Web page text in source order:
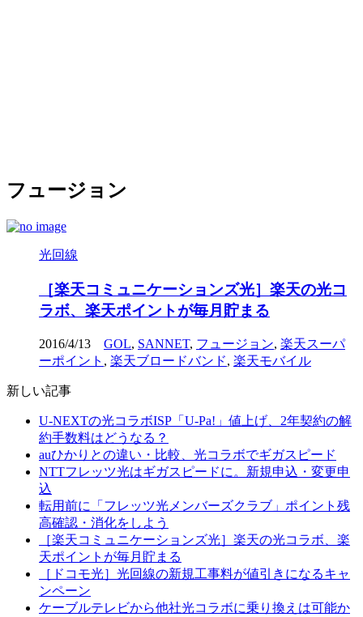
フュージョン
光回線
［楽天コミュニケーションズ光］楽天の光コ
ラボ、楽天ポイントが毎月貯まる
2016/4/13 GOL, SANNET, フュージョン, 楽天スーパ
ーポイント , 楽天ブロードバンド, 楽天モバイル
新しい記事
U-NEXTの光コラボISP「U-Pa!」値上げ、2年契約の解
約手数料はどうなる？
auひかりとの違い・比較、光コラボでギガスピード
NTTフレッツ光はギガスピードに。新規申込・変更申
込
転用前に「フレッツ光メンバーズクラブ」ポイント残
高確認・消化をしよう
［楽天コミュニケーションズ光］楽天の光コラボ、楽
天ポイントが毎月貯まる
［ドコモ光］光回線の新規工事料が値引きになるキャ
ンペーン
ケーブルテレビから他社光コラボに乗り換えは可能か